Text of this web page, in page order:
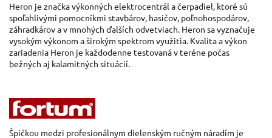
Heron je značkavýkonných elektrocentrál ačerpadiel, ktoré sú
spoľahlivými pomocníkmi stavbárov, hasičov, poľnohospodárov,
záhradkárovav mnohých ďalších odvetviach. Heron savyznačuje
vysokým výkonom aširokým spektrom využitia. Kvalitaavýkon
zariadenia Heron je každodenne testovaná v teréne počas
bežných aj kalamitných situácií.
Špičkou medzi profesionálnym dielenským ručným náradím je